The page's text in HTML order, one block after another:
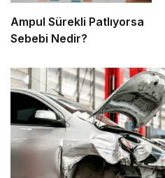
Ampul Sürekli Patlıyorsa
Sebebi Nedir?